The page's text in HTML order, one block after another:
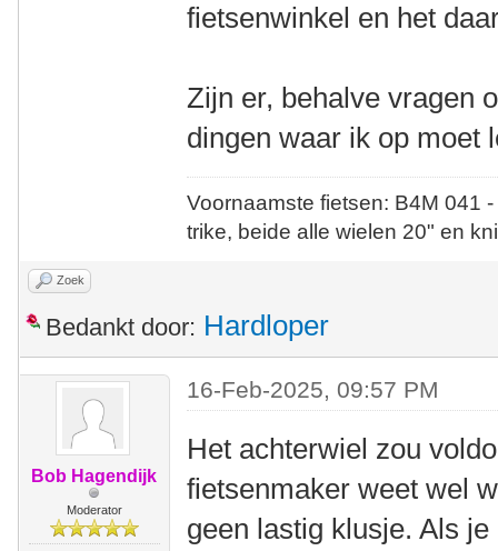
fietsenwinkel en het
Zijn er, behalve vragen
dingen waar ik op moet
Voornaamste fietsen: B4M
trike, beide alle wielen 20" en
Zoek
Bedankt door: Hardloper
Bob Hagendijk
Moderator
16-Feb-2025, 09:57 PM
Het achterwiel zou
fietsenmaker weet wel
geen lastig klusje. Als